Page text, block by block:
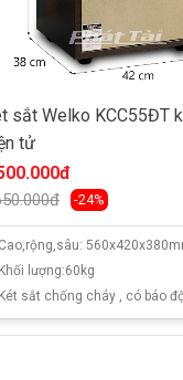
sắt Welko KCC55ĐT
tử
-24%
Cao,rộng,sâu:
Khối lượng:60kg
Két sắt chống cháy , có báo